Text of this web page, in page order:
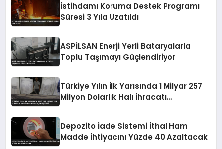
İstihdamı Koruma Destek Programı
Süresi 3 Yıla Uzatıldı
ASPİLSAN Enerji Yerli Bataryalarla
Toplu Taşımayı Güçlendiriyor
Türkiye Yılın İlk Yarısında 1 Milyar 257
Milyon Dolarlık Halı İhracatı
Depozito İade Sistemi İthal Ham
Madde İhtiyacını Yüzde 40 Azaltacak